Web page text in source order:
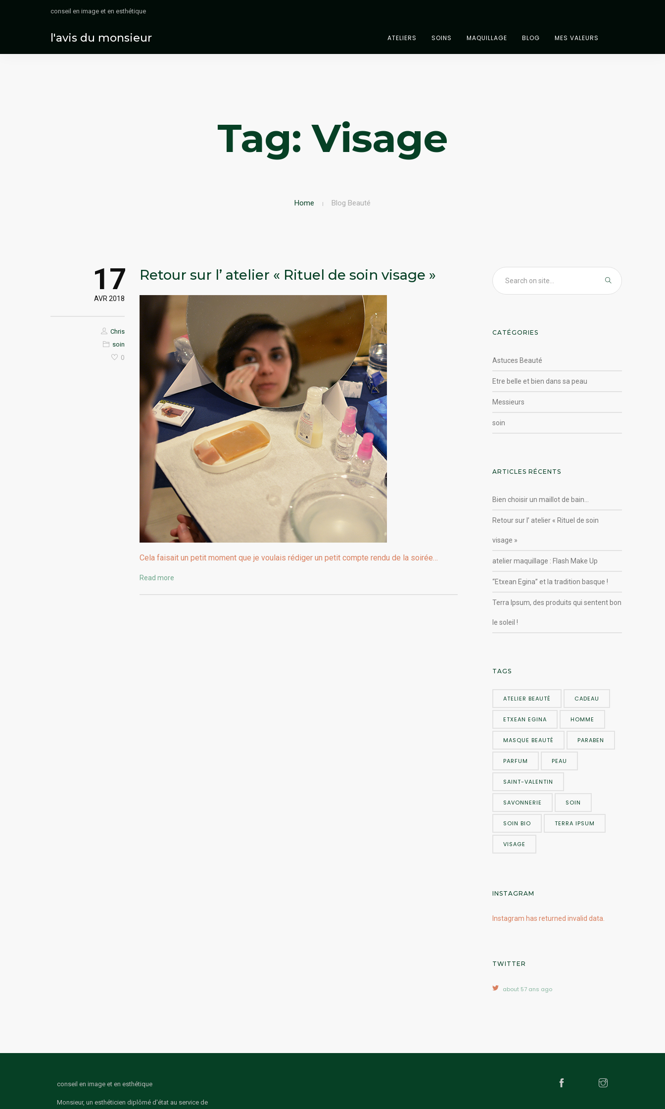
conseil en image et en esthétique
l'avis du monsieur ATELIERS SOINS MAQUILLAGE BLOG MES VALEURS
Tag: Visage
Home Blog Beauté
17
AVR 2018
Chris
soin
0
Retour sur l’ atelier « Rituel de soin visage »
Cela faisait un petit moment que je voulais rédiger un petit compte rendu de la soirée…
Read more
CATÉGORIES
Astuces Beauté
Etre belle et bien dans sa peau
Messieurs
soin
ARTICLES RÉCENTS
Bien choisir un maillot de bain…
Retour sur l’ atelier « Rituel de soin
visage »
atelier maquillage : Flash Make Up
“Etxean Egina” et la tradition basque !
Terra Ipsum, des produits qui sentent bon
le soleil !
TAGS
ATELIER BEAUTÉ CADEAU
ETXEAN EGINA HOMME
MASQUE BEAUTÉ PARABEN
PARFUM PEAU
SAINT-VALENTIN
SAVONNERIE SOIN
SOIN BIO TERRA IPSUM
VISAGE
INSTAGRAM
Instagram has returned invalid data.
TWITTER
about 57 ans ago
conseil en image et en esthétique
Monsieur, un esthéticien diplômé d'état au service de